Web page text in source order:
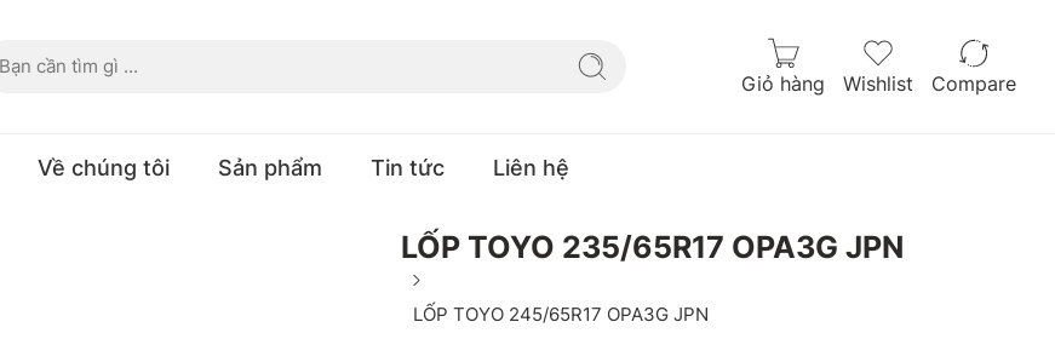
Giỏ hàng Wishlist Compare
Về chúng tôi Sản phẩm Tin tức Liên hệ
LỐP TOYO 235/65R17 OPA3G JPN
LỐP TOYO 245/65R17 OPA3G JPN